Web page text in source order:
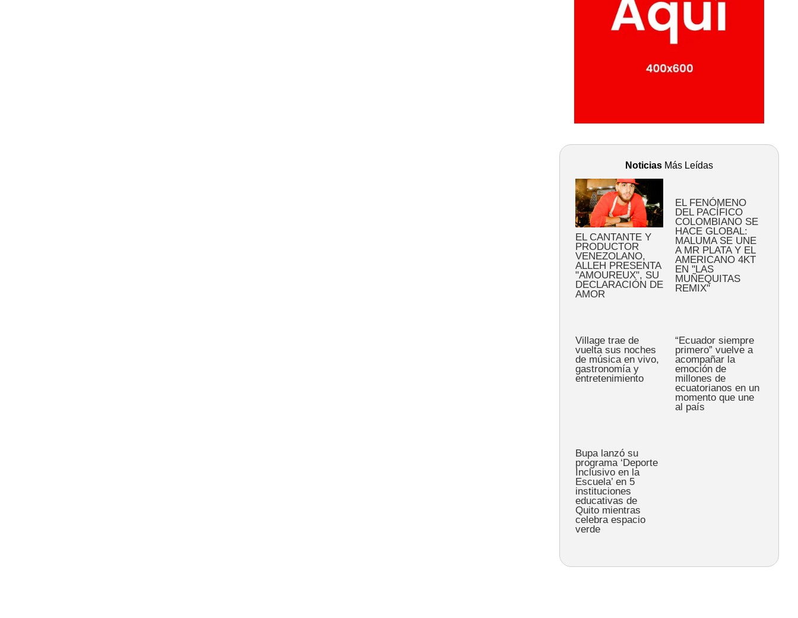
Noticias Más Leídas
EL CANTANTE Y
PRODUCTOR
VENEZOLANO,
ALLEH PRESENTA
"AMOUREUX", SU
DECLARACIÓN DE
AMOR
EL FENÓMENO
DEL PACÍFICO
COLOMBIANO SE
HACE GLOBAL:
MALUMA SE UNE
A MR PLATA Y EL
AMERICANO 4KT
EN "LAS
MUÑEQUITAS
REMIX"
Village trae de
vuelta sus noches
de música en vivo,
gastronomía y
entretenimiento
“Ecuador siempre
primero” vuelve a
acompañar la
emoción de
millones de
ecuatorianos en un
momento que une
al país
Bupa lanzó su
programa ‘Deporte
Inclusivo en la
Escuela’ en 5
instituciones
educativas de
Quito mientras
celebra espacio
verde